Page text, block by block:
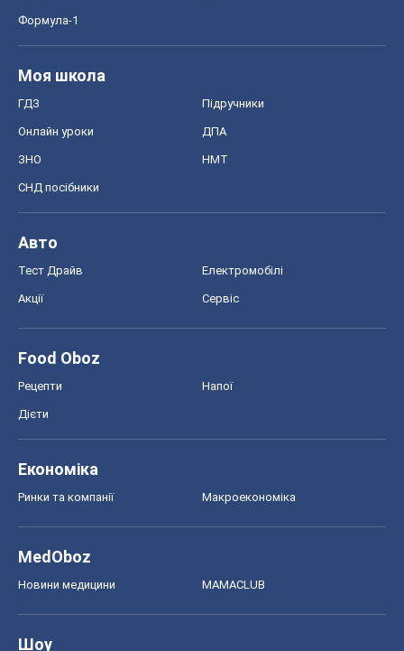
Формула-1
Моя школа
ГДЗ Підручники
Онлайн уроки ДПА
ЗНО НМТ
СНД посібники
Авто
Тест Драйв Електромобілі
Акції Сервіс
Food Oboz
Рецепти Напої
Дієти
Економіка
Ринки та компанії Макроекономіка
MedOboz
Новини медицини MAMACLUB
Шоу